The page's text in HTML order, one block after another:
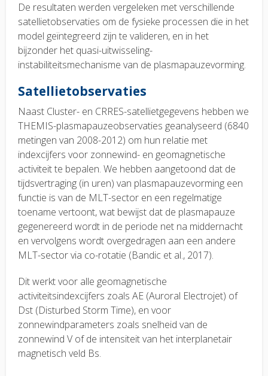
De resultaten werden vergeleken met verschillende
satellietobservaties om de fysieke processen die in het
model geïntegreerd zijn te valideren, en in het
bijzonder het quasi-uitwisseling-
instabiliteitsmechanisme van de plasmapauzevorming.
Satellietobservaties
Naast Cluster- en CRRES-satellietgegevens hebben we
THEMIS-plasmapauzeobservaties geanalyseerd (6840
metingen van 2008-2012) om hun relatie met
indexcijfers voor zonnewind- en geomagnetische
activiteit te bepalen. We hebben aangetoond dat de
tijdsvertraging (in uren) van plasmapauzevorming een
functie is van de MLT-sector en een regelmatige
toename vertoont, wat bewijst dat de plasmapauze
gegenereerd wordt in de periode net na middernacht
en vervolgens wordt overgedragen aan een andere
MLT-sector via co-rotatie (Bandic et al., 2017).
Dit werkt voor alle geomagnetische
activiteitsindexcijfers zoals AE (Auroral Electrojet) of
Dst (Disturbed Storm Time), en voor
zonnewindparameters zoals snelheid van de
zonnewind V of de intensiteit van het interplanetair
magnetisch veld Bs.